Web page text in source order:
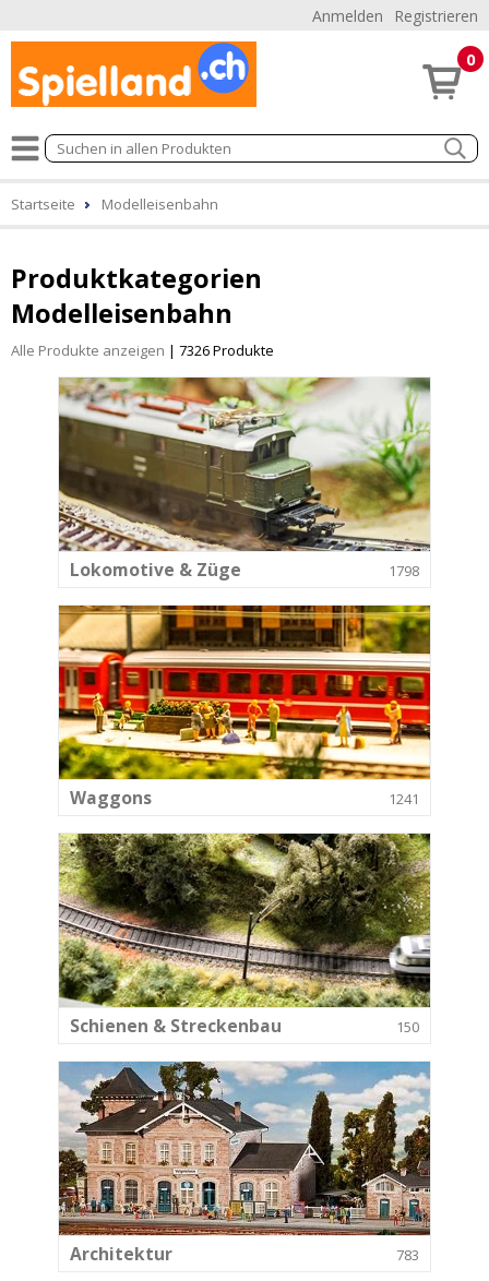
Anmelden Registrieren
0
Startseite Modelleisenbahn
Produktkategorien
Modelleisenbahn
Alle Produkte anzeigen | 7326 Produkte
Lokomotive & Züge 1798
Waggons 1241
Schienen & Streckenbau 150
Architektur 783